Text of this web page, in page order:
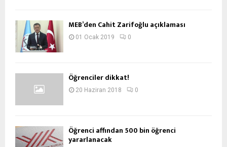
MEB’den Cahit Zarifoğlu açıklaması
01 Ocak 2019 0
Öğrenciler dikkat!
20 Haziran 2018 0
Öğrenci affından 500 bin öğrenci
yararlanacak